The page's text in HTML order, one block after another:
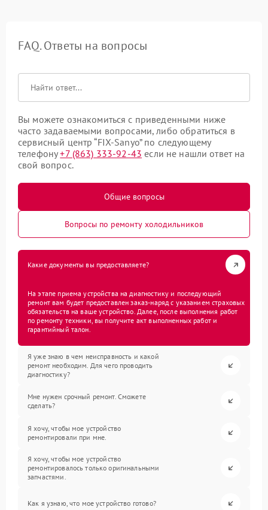
FAQ. Ответы на вопросы
Вы можете ознакомиться с приведенными ниже
часто задаваемыми вопросами, либо обратиться в
сервисный центр “FIX-Sanyo” по следующему
телефону+7 (863) 333-92-43 если не нашли ответ на
свой вопрос.
Общие вопросы
Вопросы по ремонту холодильников
Какие документы вы предоставляете?
На этапе приема устройства на диагностику и последующий
ремонт вам будет предоставлен заказ-наряд с указанием страховых
обязательств на ваше устройство. Далее, после выполнения работ
по ремонту техники, вы получите акт выполненных работ и
гарантийный талон.
Я уже знаю в чем неисправность и какой
ремонт необходим. Для чего проводить
диагностику?
Мне нужен срочный ремонт. Сможете
сделать?
Я хочу, чтобы мое устройство
ремонтировали при мне.
Я хочу, чтобы мое устройство
ремонтировалось только оригинальными
запчастями.
Как я узнаю, что мое устройство готово?